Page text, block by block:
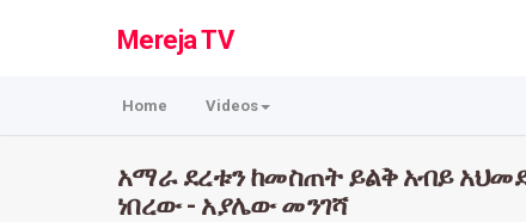
Mereja TV
Home Videos
አማራ ደረቱን ከመስጠት ይልቅ አብይ
ነበረው - አያሌው መንገሻ